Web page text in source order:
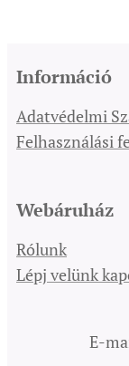
Információ
Adatvédelmi
Felhasználási
Webáruház
Rólunk
Lépj velünk
E-